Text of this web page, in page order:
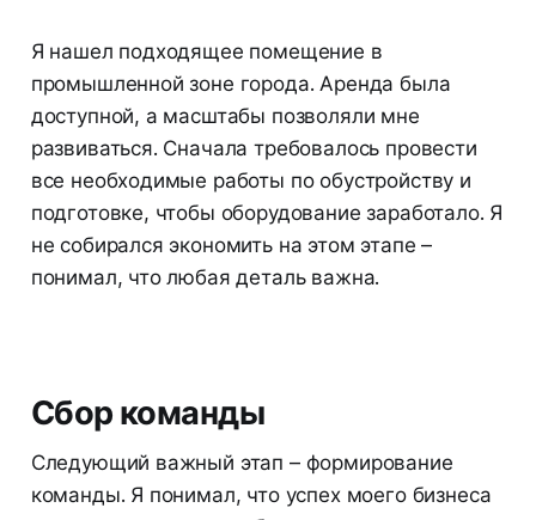
Я нашел подходящее помещение в
промышленной зоне города. Аренда была
доступной, а масштабы позволяли мне
развиваться. Сначала требовалось провести
все необходимые работы по обустройству и
подготовке, чтобы оборудование заработало. Я
не собирался экономить на этом этапе –
понимал, что любая деталь важна.
Сбор команды
Следующий важный этап – формирование
команды. Я понимал, что успех моего бизнеса